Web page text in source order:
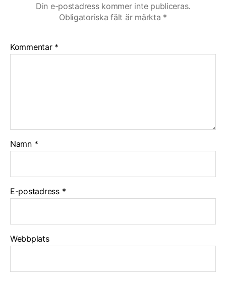
Din e-postadress kommer inte publiceras.
Obligatoriska fält är märkta *
Kommentar *
Namn *
E-postadress *
Webbplats